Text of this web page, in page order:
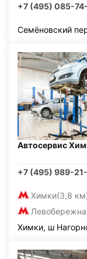
+7 (495) 085-
Семёновский
Автосервис
+7 (495) 989-
Химки(3,8
Химки, ш